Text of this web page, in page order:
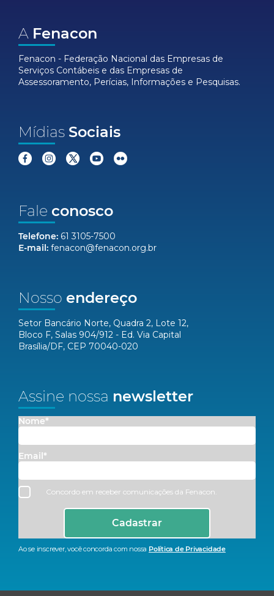
A Fenacon
Fenacon - Federação Nacional das Empresas de
Serviços Contábeis e das Empresas de
Assessoramento, Perícias, Informações e Pesquisas.
Mídias Sociais
Fale conosco
Telefone: 61 3105-7500
E-mail: fenacon@fenacon.org.br
Nosso endereço
Setor Bancário Norte, Quadra 2, Lote 12,
Bloco F, Salas 904/912 - Ed. Via Capital
Brasília/DF, CEP 70040-020
Assine nossa newsletter
Nome*
Email*
Concordo em receber comunicações da Fenacon.
Cadastrar
Ao se inscrever, você concorda com nossa Política de Privacidade